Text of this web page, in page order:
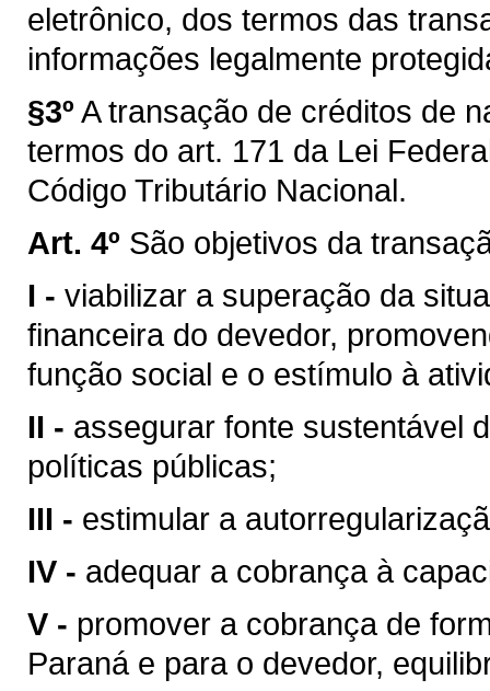
eletrônico, dos termos das
informações legalmente
§3º A transação de créditos de
termos do art. 171 da Lei
Código Tributário Nacional.
Art. 4º São objetivos da
I - viabilizar a superação da
financeira do devedor,
função social e o estímulo à
II - assegurar fonte sustentável
políticas públicas;
III - estimular a
IV - adequar a cobrança à
V - promover a cobrança de
Paraná e para o devedor,